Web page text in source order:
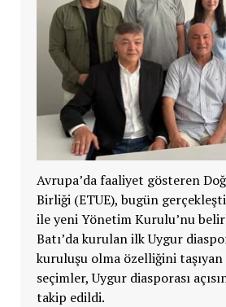
Avrupa’da faaliyet gösteren
Birliği (ETUE), bugün
ile yeni Yönetim Kurulu’nu
Batı’da kurulan ilk Uygur
kuruluşu olma özelliğini
seçimler, Uygur diasporası
takip edildi.